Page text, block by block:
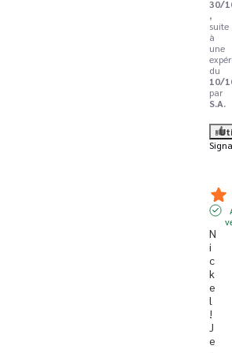
30/
,
suite
à
une
du
10/
par
S.A.
N
i
c
k
e
l
!
J
e